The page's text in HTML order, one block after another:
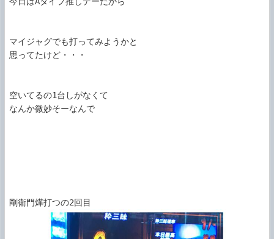
マイジャグでも打ってみようかと
思ってたけど・・・
空いてるの1台しがなくて
なんか微妙そーなんで